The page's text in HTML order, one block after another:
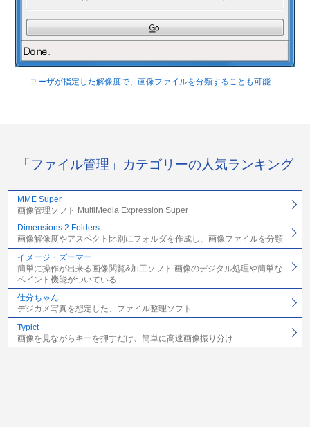
ユーザが指定した解像度で、画像ファイルを分類することも可能
「ファイル管理」カテゴリーの人気ランキング
MME Super
画像管理ソフト MultiMedia Expression Super
Dimensions 2 Folders
画像解像度やアスペクト比別にフォルダを作成し、画像ファイルを分類
イメージ・ズーマー
簡単に操作が出来る画像閲覧&加工ソフト 画像のデジタル処理や簡単な
ペイント機能がついている
仕分ちゃん
デジカメ写真を想定した、ファイル整理ソフト
Typict
画像を見ながらキーを押すだけ、簡単に高速画像振り分け